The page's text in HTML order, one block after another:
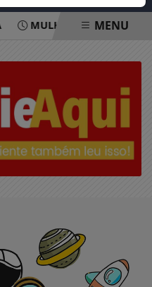
MULHERES SÃOMENU